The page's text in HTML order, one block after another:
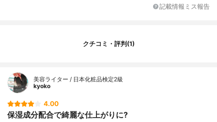
記載情報ミス報告
クチコミ・評判(1)
美容ライター / 日本化粧品検定2級
kyoko
4.00
保湿成分配合で綺麗な仕上がりに?